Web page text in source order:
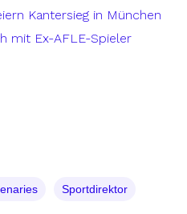
Kantersieg in München
mit Ex-AFLE-Spieler
Sportdirektor